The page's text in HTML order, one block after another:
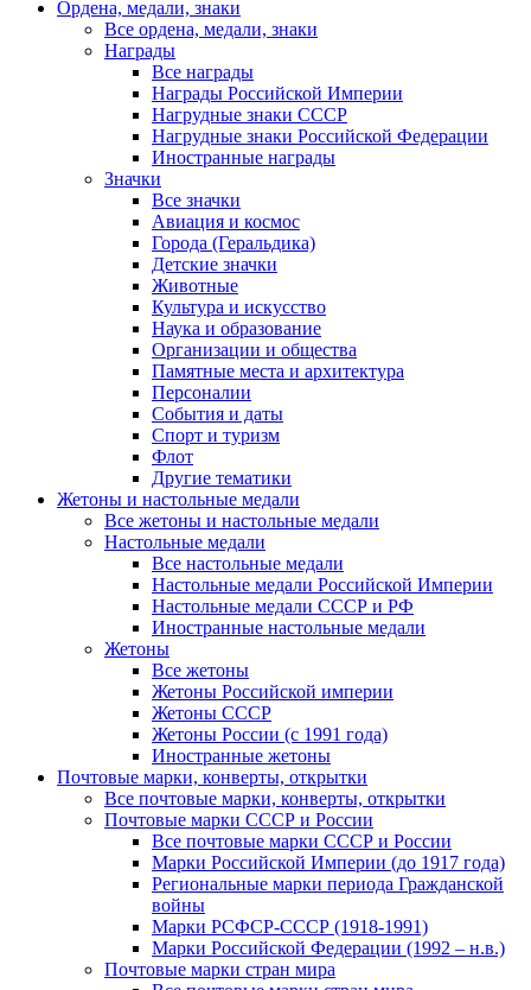
Ордена, медали, знаки
Все ордена, медали, знаки
Награды
Все награды
Награды Российской Империи
Нагрудные знаки СССР
Нагрудные знаки Российской Федерации
Иностранные награды
Значки
Все значки
Авиация и космос
Города (Геральдика)
Детские значки
Животные
Культура и искусство
Наука и образование
Организации и общества
Памятные места и архитектура
Персоналии
События и даты
Спорт и туризм
Флот
Другие тематики
Жетоны и настольные медали
Все жетоны и настольные медали
Настольные медали
Все настольные медали
Настольные медали Российской Империи
Настольные медали СССР и РФ
Иностранные настольные медали
Жетоны
Все жетоны
Жетоны Российской империи
Жетоны СССР
Жетоны России (с 1991 года)
Иностранные жетоны
Почтовые марки, конверты, открытки
Все почтовые марки, конверты, открытки
Почтовые марки СССР и России
Все почтовые марки СССР и России
Марки Российской Империи (до 1917 года)
Региональные марки периода Гражданской
войны
Марки РСФСР-СССР (1918-1991)
Марки Российской Федерации (1992 – н.в.)
Почтовые марки стран мира